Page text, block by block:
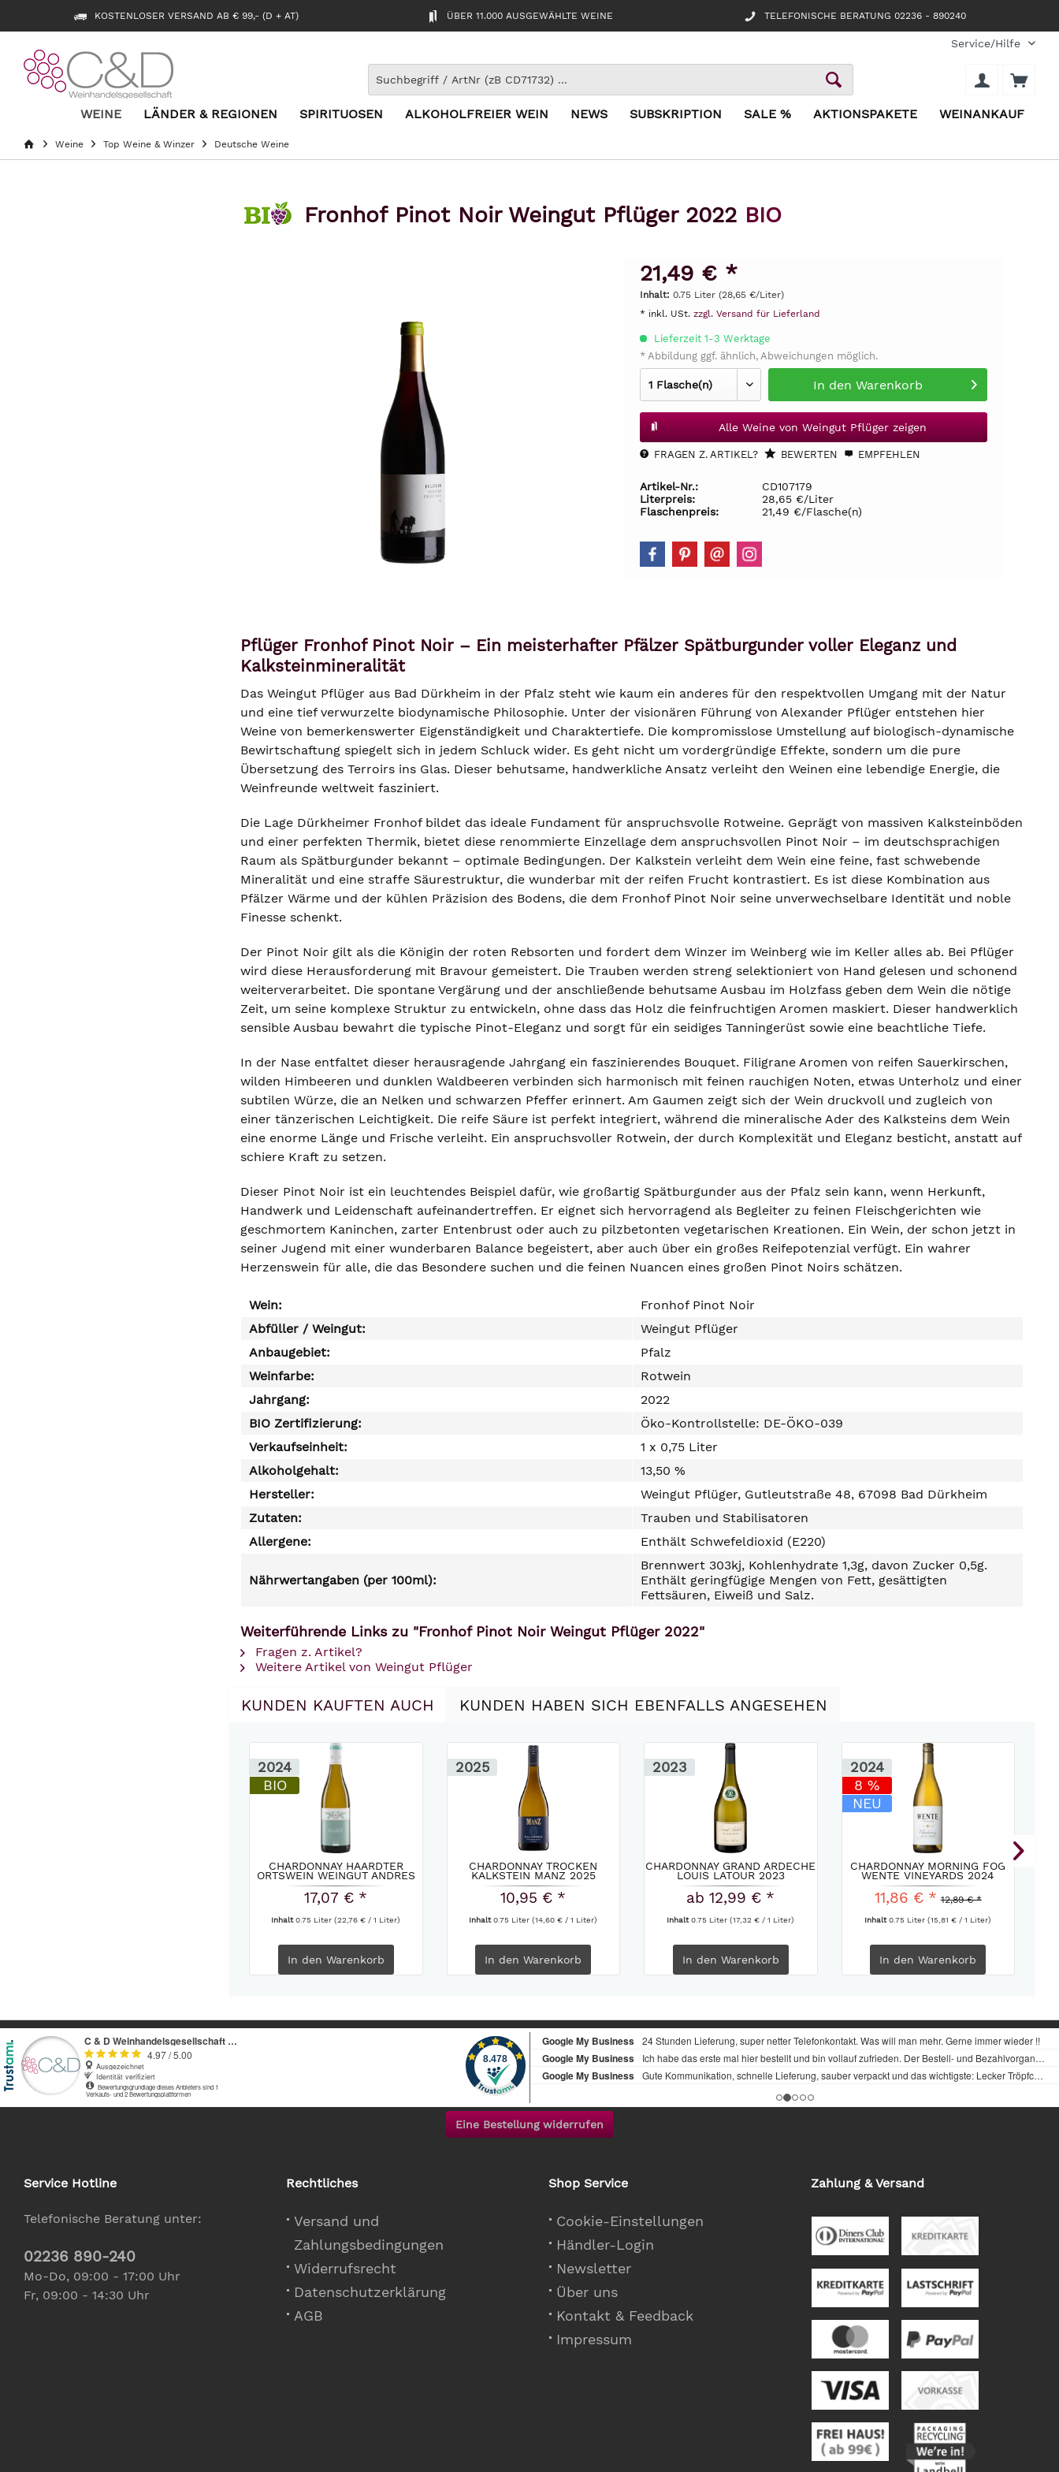
KOSTENLOSER VERSAND AB € 99,- (D + AT) ÜBER 11.000 AUSGEWÄHLTE WEINE TELEFONISCHE BERATUNG 02236 - 890240
Service/Hilfe
WEINE LÄNDER & REGIONEN SPIRITUOSEN ALKOHOLFREIER WEIN NEWS SUBSKRIPTION SALE % AKTIONSPAKETE WEINANKAUF
Weine Top Weine & Winzer Deutsche Weine
Fronhof Pinot Noir Weingut Pflüger 2022 BIO
21,49 € *
Inhalt: 0.75 Liter (28,65 €/Liter)
* inkl. USt. zzgl. Versand für Lieferland
Lieferzeit 1-3 Werktage
* Abbildung ggf. ähnlich, Abweichungen möglich.
In den Warenkorb
Alle Weine von Weingut Pflüger zeigen
FRAGEN Z. ARTIKEL? BEWERTEN EMPFEHLEN
Artikel-Nr.:
CD107179
Literpreis:
28,65 €/Liter
Flaschenpreis:
21,49 €/Flasche(n)
Pflüger Fronhof Pinot Noir – Ein meisterhafter Pfälzer Spätburgunder voller Eleganz und
Kalksteinmineralität
Das Weingut Pflüger aus Bad Dürkheim in der Pfalz steht wie kaum ein anderes für den respektvollen Umgang mit der Natur
und eine tief verwurzelte biodynamische Philosophie. Unter der visionären Führung von Alexander Pflüger entstehen hier
Weine von bemerkenswerter Eigenständigkeit und Charaktertiefe. Die kompromisslose Umstellung auf biologisch-dynamische
Bewirtschaftung spiegelt sich in jedem Schluck wider. Es geht nicht um vordergründige Effekte, sondern um die pure
Übersetzung des Terroirs ins Glas. Dieser behutsame, handwerkliche Ansatz verleiht den Weinen eine lebendige Energie, die
Weinfreunde weltweit fasziniert.
Die Lage Dürkheimer Fronhof bildet das ideale Fundament für anspruchsvolle Rotweine. Geprägt von massiven Kalksteinböden
und einer perfekten Thermik, bietet diese renommierte Einzellage dem anspruchsvollen Pinot Noir – im deutschsprachigen
Raum als Spätburgunder bekannt – optimale Bedingungen. Der Kalkstein verleiht dem Wein eine feine, fast schwebende
Mineralität und eine straffe Säurestruktur, die wunderbar mit der reifen Frucht kontrastiert. Es ist diese Kombination aus
Pfälzer Wärme und der kühlen Präzision des Bodens, die dem Fronhof Pinot Noir seine unverwechselbare Identität und noble
Finesse schenkt.
Der Pinot Noir gilt als die Königin der roten Rebsorten und fordert dem Winzer im Weinberg wie im Keller alles ab. Bei Pflüger
wird diese Herausforderung mit Bravour gemeistert. Die Trauben werden streng selektioniert von Hand gelesen und schonend
weiterverarbeitet. Die spontane Vergärung und der anschließende behutsame Ausbau im Holzfass geben dem Wein die nötige
Zeit, um seine komplexe Struktur zu entwickeln, ohne dass das Holz die feinfruchtigen Aromen maskiert. Dieser handwerklich
sensible Ausbau bewahrt die typische Pinot-Eleganz und sorgt für ein seidiges Tanningerüst sowie eine beachtliche Tiefe.
In der Nase entfaltet dieser herausragende Jahrgang ein faszinierendes Bouquet. Filigrane Aromen von reifen Sauerkirschen,
wilden Himbeeren und dunklen Waldbeeren verbinden sich harmonisch mit feinen rauchigen Noten, etwas Unterholz und einer
subtilen Würze, die an Nelken und schwarzen Pfeffer erinnert. Am Gaumen zeigt sich der Wein druckvoll und zugleich von
einer tänzerischen Leichtigkeit. Die reife Säure ist perfekt integriert, während die mineralische Ader des Kalksteins dem Wein
eine enorme Länge und Frische verleiht. Ein anspruchsvoller Rotwein, der durch Komplexität und Eleganz besticht, anstatt auf
schiere Kraft zu setzen.
Dieser Pinot Noir ist ein leuchtendes Beispiel dafür, wie großartig Spätburgunder aus der Pfalz sein kann, wenn Herkunft,
Handwerk und Leidenschaft aufeinandertreffen. Er eignet sich hervorragend als Begleiter zu feinen Fleischgerichten wie
geschmortem Kaninchen, zarter Entenbrust oder auch zu pilzbetonten vegetarischen Kreationen. Ein Wein, der schon jetzt in
seiner Jugend mit einer wunderbaren Balance begeistert, aber auch über ein großes Reifepotenzial verfügt. Ein wahrer
Herzenswein für alle, die das Besondere suchen und die feinen Nuancen eines großen Pinot Noirs schätzen.
Wein:
Fronhof Pinot Noir
Abfüller / Weingut:
Weingut Pflüger
Anbaugebiet:
Pfalz
Weinfarbe:
Rotwein
Jahrgang:
2022
BIO Zertifizierung:
Öko-Kontrollstelle: DE-ÖKO-039
Verkaufseinheit:
1 x 0,75 Liter
Alkoholgehalt:
13,50 %
Hersteller:
Weingut Pflüger, Gutleutstraße 48, 67098 Bad Dürkheim
Zutaten:
Trauben und Stabilisatoren
Allergene:
Enthält Schwefeldioxid (E220)
Nährwertangaben (per 100ml):
Brennwert 303kj, Kohlenhydrate 1,3g, davon Zucker 0,5g.
Enthält geringfügige Mengen von Fett, gesättigten
Fettsäuren, Eiweiß und Salz.
Weiterführende Links zu "Fronhof Pinot Noir Weingut Pflüger 2022"
Fragen z. Artikel?
Weitere Artikel von Weingut Pflüger
KUNDEN KAUFTEN AUCH KUNDEN HABEN SICH EBENFALLS ANGESEHEN
2024
BIO
CHARDONNAY HAARDTER
ORTSWEIN WEINGUT ANDRES
2024
17,07 € *
Inhalt0.75 Liter(22,76 € / 1 Liter)
In den Warenkorb
2025
CHARDONNAY TROCKEN
KALKSTEIN MANZ 2025
10,95 € *
Inhalt0.75 Liter(14,60 € / 1 Liter)
In den Warenkorb
2023
CHARDONNAY GRAND ARDECHE
LOUIS LATOUR 2023
ab 12,99 € *
Inhalt0.75 Liter(17,32 € / 1 Liter)
In den Warenkorb
2024
8 %
NEU
CHARDONNAY MORNING FOG
WENTE VINEYARDS 2024
11,86 € * 12,89 € *
Inhalt0.75 Liter(15,81 € / 1 Liter)
In den Warenkorb
Eine Bestellung widerrufen
Service Hotline
Telefonische Beratung unter:
02236 890-240
Mo-Do, 09:00 - 17:00 Uhr
Fr, 09:00 - 14:30 Uhr
Rechtliches
Versand und
Zahlungsbedingungen
Widerrufsrecht
Datenschutzerklärung
AGB
Shop Service
Cookie-Einstellungen
Händler-Login
Newsletter
Über uns
Kontakt & Feedback
Impressum
Zahlung & Versand